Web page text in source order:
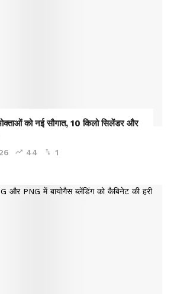
को नई सौगात, 10 किलो सिलेंडर और
44 1